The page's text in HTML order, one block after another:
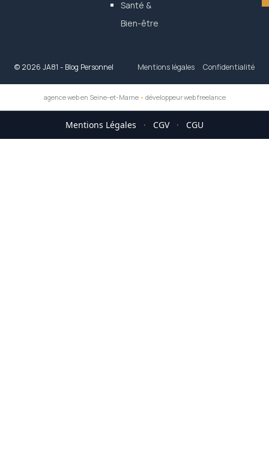
Santé &
Bien-être
© 2026 JA81 - Blog Personnel Mentions légales Confidentialité
agence web en Seine-et-Marne• développeur web freelance
Mentions Légales · CGV · CGU